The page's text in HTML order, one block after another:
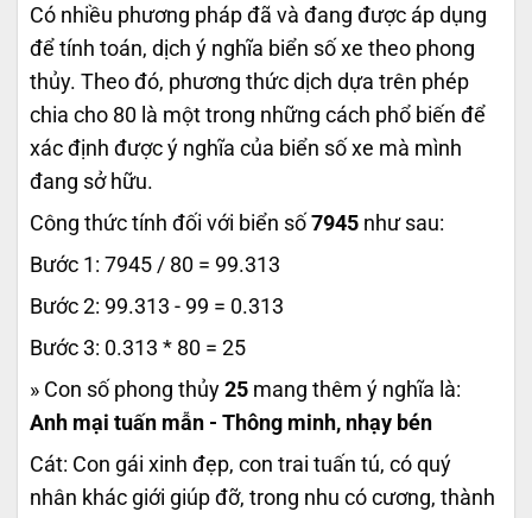
Có nhiều phương pháp đã và đang được áp dụng
để tính toán, dịch ý nghĩa biển số xe theo phong
thủy. Theo đó, phương thức dịch dựa trên phép
chia cho 80 là một trong những cách phổ biến để
xác định được ý nghĩa của biển số xe mà mình
đang sở hữu.
Công thức tính đối với biển số 7945 như sau:
Bước 1: 7945 / 80 = 99.313
Bước 2: 99.313 - 99 = 0.313
Bước 3: 0.313 * 80 = 25
» Con số phong thủy 25 mang thêm ý nghĩa là:
Anh mại tuấn mẫn - Thông minh, nhạy bén
Cát: Con gái xinh đẹp, con trai tuấn tú, có quý
nhân khác giới giúp đỡ, trong nhu có cương, thành